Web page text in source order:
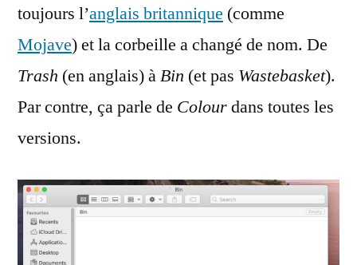
toujours l’anglais britannique (comme
Mojave) et la corbeille a changé de nom. De
Trash (en anglais) àBin (et pas Wastebasket).
Par contre, ça parle de Colourdans toutes les
versions.